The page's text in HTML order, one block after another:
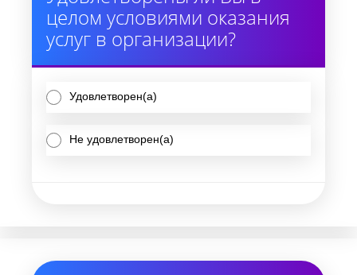
целом условиями оказания
услуг в организации?
Удовлетворен(а)
Не удовлетворен(а)